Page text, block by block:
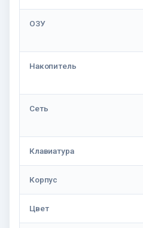
ОЗУ
Накопитель
Сеть
Клавиатура
Корпус
Цвет